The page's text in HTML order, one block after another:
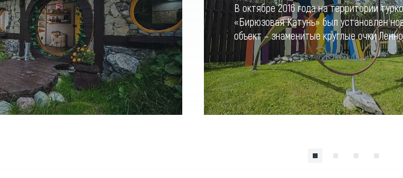
В октябре 2016 года на территории
«Бирюзовая Катунь» был установлен
объект – знаменитые круглые очки